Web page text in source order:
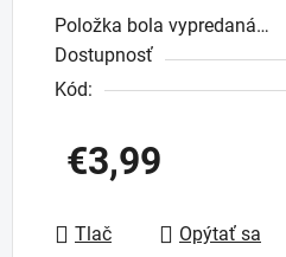
Položka bola vypredaná…
Dostupnosť
Kód:
€3,99
Tlač
Opýtať sa